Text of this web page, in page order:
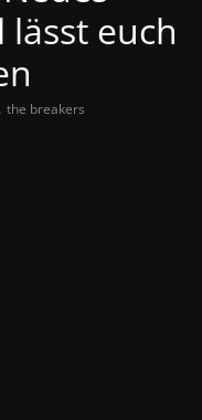
lässt euch
, the breakers